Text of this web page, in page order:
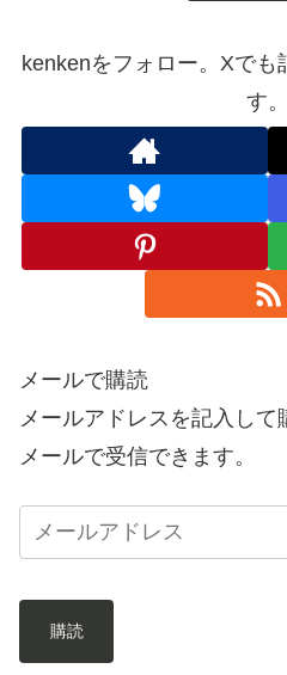
kenkenをフォロー。Xでも
す。
メールで購読
メールアドレスを記入して
メールで受信できます。
購読